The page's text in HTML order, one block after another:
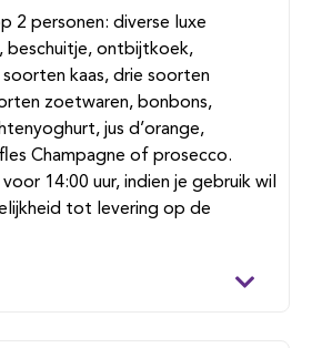
2 personen: diverse luxe
beschuitje, ontbijtkoek,
kaas, drie soorten
zoetwaren, bonbons,
jus d’orange,
Champagne of prosecco.
14:00 uur, indien je gebruik wil
tot levering op de